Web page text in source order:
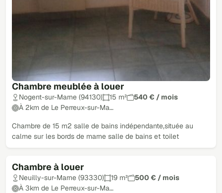
Chambre meublée à louer
Nogent-sur-Marne (94130) 15 m²
540 € / mois
À 2km de Le Perreux-sur-Ma…
Chambre de 15 m2 salle de bains indépendante,située au
calme sur les bords de marne salle de bains et toilet
Chambre à louer
Neuilly-sur-Marne (93330) 19 m²
500 € / mois
À 3km de Le Perreux-sur-Ma…